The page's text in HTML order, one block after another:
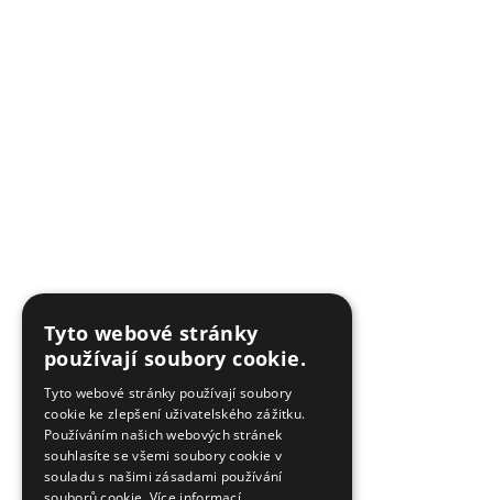
Tyto webové stránky
používají soubory cookie.
Tyto webové stránky používají soubory
cookie ke zlepšení uživatelského zážitku.
Používáním našich webových stránek
souhlasíte se všemi soubory cookie v
souladu s našimi zásadami používání